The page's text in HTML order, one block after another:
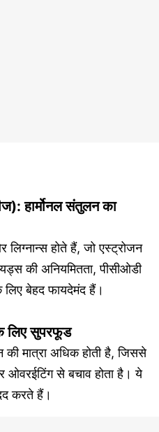
हार्मोनल संतुलन का
होते हैं, जो एस्ट्रोजन
की अनियमितता, पीसीओडी
बेहद फायदेमंद हैं।
लिए सुपरफूड
की मात्रा अधिक होती है, जिससे
से बचाव होता है। ये
करते हैं।